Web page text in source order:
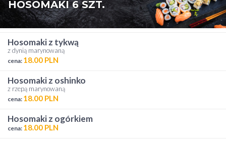
HOSOMAKI 6 SZT.
hosomaki z tykwą
z dynią marynowaną
cena: 18.00 PLN
hosomaki z oshinko
z rzepą marynowaną
cena: 18.00 PLN
hosomaki z ogórkiem
cena: 18.00 PLN